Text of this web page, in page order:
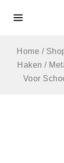
inhoud
Home /
Haken /
Voor